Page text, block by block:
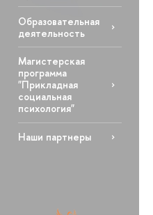
Образовательная
деятельность
Магистерская
программа
"Прикладная
социальная
психология"
Наши партнеры